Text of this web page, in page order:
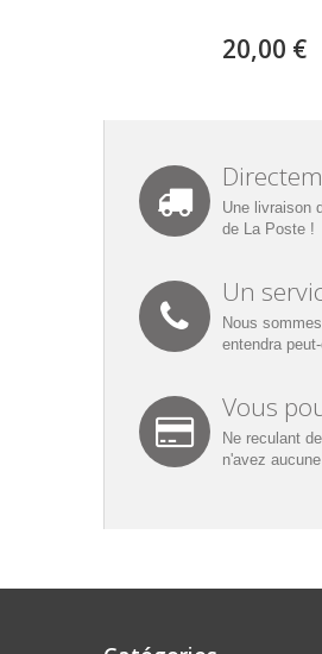
20,00 €
Une livraison
de La Poste !
Un
Nous
entendra
Vous
Ne reculant
n'avez